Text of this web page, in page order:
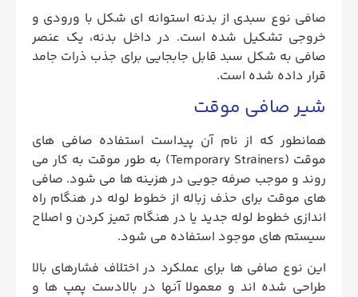
صافی نوع سبدی از بدنه استوانه ای شکل با ورودی و
خروجی تشکیل شده است. در داخل بدنه، یک عنصر
صافی به شکل سبد قابل جابجایی برای جذب ذرات جامد
قرار داده شده است.
شیر صافی موقت
همانطور که از نام آن پیداست استفاده صافی های
موقت (Temporary Strainers) به طور موقت به کار می
روند و موجب صرفه جویی در هزینه ها می شود. صافی
های موقت برای حذف زباله از خطوط لوله در هنگام راه
اندازی خطوط لوله جدید یا در هنگام تمیز کردن و اصلاح
سیستم های موجود استفاده می شود.
این نوع صافی ها برای عملکرد در اختلاف فشارهای بالا
طراحی شده اند و معمولا آنها در بالادست پمپ ها و